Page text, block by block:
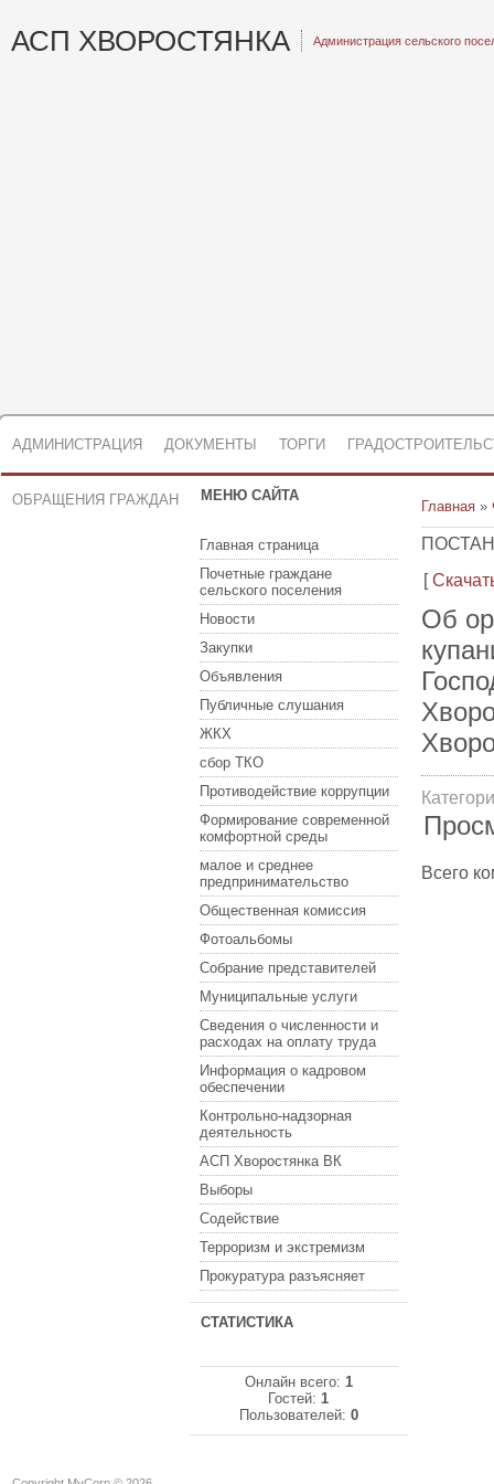
АСП ХВОРОСТЯНКА Администрация сельского
АДМИНИСТРАЦИЯ ДОКУМЕНТЫ ТОРГИ
ОБРАЩЕНИЯ ГРАЖДАН МЕНЮ САЙТА
Главная страница
Почетные граждане
сельского поселения
Новости
Закупки
Объявления
Публичные слушания
ЖКХ
сбор ТКО
Противодействие коррупции
Формирование современной
комфортной среды
малое и среднее
предпринимательство
Общественная комиссия
Фотоальбомы
Собрание представителей
Муниципальные услуги
Сведения о численности и
расходах на оплату труда
Информация о кадровом
обеспечении
Контрольно-надзорная
деятельность
АСП Хворостянка ВК
Выборы
Содействие
Терроризм и экстремизм
Прокуратура разъясняет
СТАТИСТИКА
Онлайн всего: 1
Гостей:1
Пользователей: 0
Главная »
[
Об
Всего